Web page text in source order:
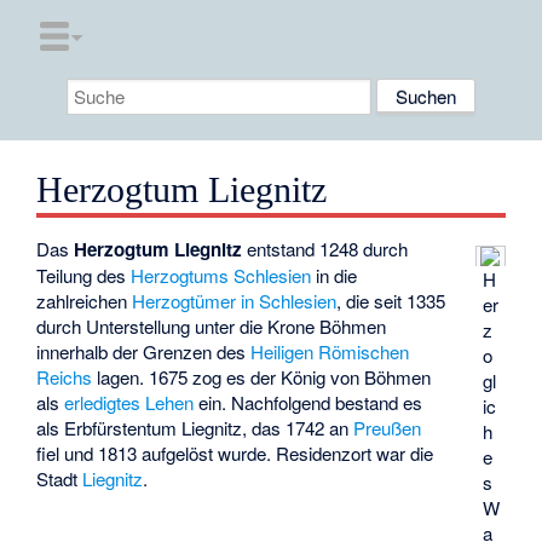
Herzogtum Liegnitz
H
er
z
o
gl
ic
h
e
s
W
a
Das Herzogtum Liegnitz entstand 1248 durch
Teilung des Herzogtums Schlesien in die
zahlreichen Herzogtümer in Schlesien, die seit 1335
durch Unterstellung unter die Krone Böhmen
innerhalb der Grenzen des Heiligen Römischen
Reichs lagen. 1675 zog es der König von Böhmen
alserledigtes Lehenein. Nachfolgend bestand es
als Erbfürstentum Liegnitz, das 1742 an Preußen
fiel und 1813 aufgelöst wurde. Residenzort war die
Stadt Liegnitz.